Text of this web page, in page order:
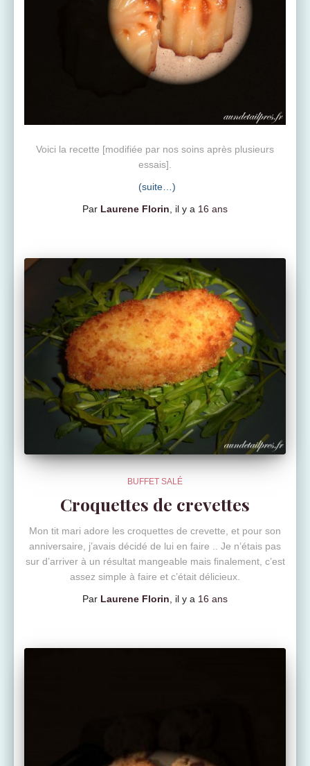
Voici la recette [modifiée par nos soins après plusieurs
essais].
(suite…)
Par Laurene Florin , il y a 16 ans
BUFFET SALÉ
Croquettes de crevettes
Mon tit mari adore les croquettes de crevette, et pour son
anniversaire, j’avais décidé de lui en faire .. Je n’étais pas
sur d’arriver à un résultat mangeable mais finalement, c’est
assez simple à faire et c’était délicieux.
Par Laurene Florin , il y a 16 ans